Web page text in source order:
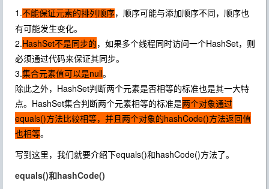
1.不能保证元素的排列顺序，顺序可能与添加顺序不同，顺序也
有可能发生变化。
2.HashSet不是同步的，如果多个线程同时访问一个HashSet，则
必须通过代码来保证其同步。
3.集合元素值可以是null。
除此之外，HashSet判断两个元素是否相等的标准也是其一大特
点。HashSet集合判断两个元素相等的标准是两个对象通过
equals()方法比较相等，并且两个对象的hashCode()方法返回值
也相等。
写到这里，我们就要介绍下equals()和hashCode()方法了。
equals()和hashCode()